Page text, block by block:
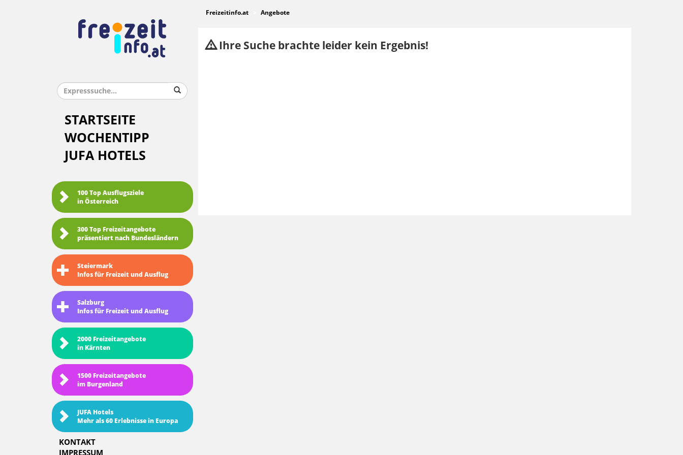
STARTSEITE
WOCHENTIPP
JUFA HOTELS
100 Top Ausflugsziele
in Österreich
300 Top Freizeitangebote
präsentiert nach Bundesländern
Steiermark
Infos für Freizeit und Ausflug
Salzburg
Infos für Freizeit und Ausflug
2000 Freizeitangebote
in Kärnten
1500 Freizeitangebote
im Burgenland
JUFA Hotels
Mehr als 60 Erlebnisse in Europa
KONTAKT
IMPRESSUM
Freizeitinfo.at Angebote
Ihre Suche brachte leider kein Ergebnis!